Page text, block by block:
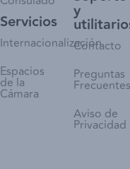
Servicios
Internacionalización
Espacios
de la
Cámara
y
Contacto
Preguntas
Frecuentes
Aviso de
Privacidad